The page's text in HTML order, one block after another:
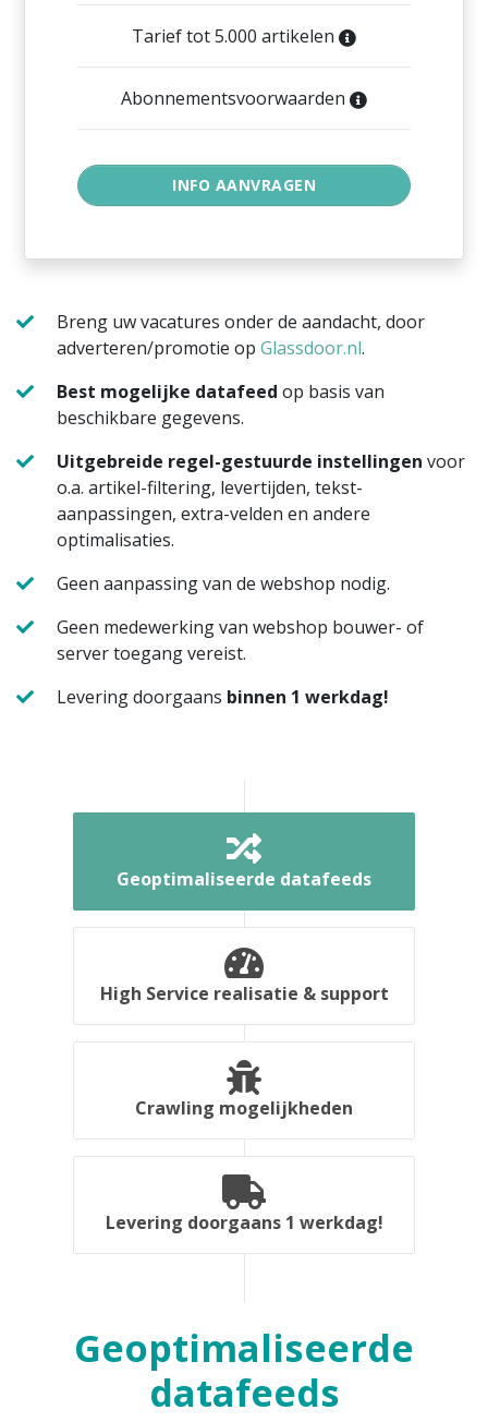
Tarief tot 5.000 artikelen
Abonnementsvoorwaarden
Breng uw vacatures onder de aandacht, door
adverteren/promotie opGlassdoor.nl.
Best mogelijke datafeed op basis van
beschikbare gegevens.
Uitgebreide regel-gestuurde instellingen voor
o.a. artikel-filtering, levertijden, tekst-
aanpassingen, extra-velden en andere
optimalisaties.
Geen aanpassing van de webshop nodig.
Geen medewerking van webshop bouwer- of
server toegang vereist.
Levering doorgaans binnen 1 werkdag!
Geoptimaliseerde datafeeds
High Service realisatie & support
Crawling mogelijkheden
Levering doorgaans 1 werkdag!
Geoptimaliseerde
datafeeds